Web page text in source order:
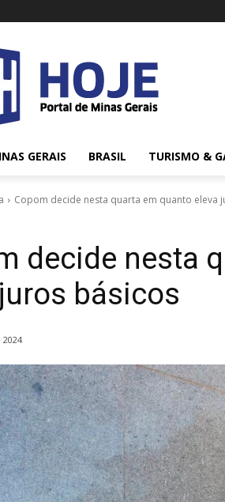
GERAIS BRASIL TURISMO &
Copom decide nesta quarta em quanto eleva
decide nesta
básicos